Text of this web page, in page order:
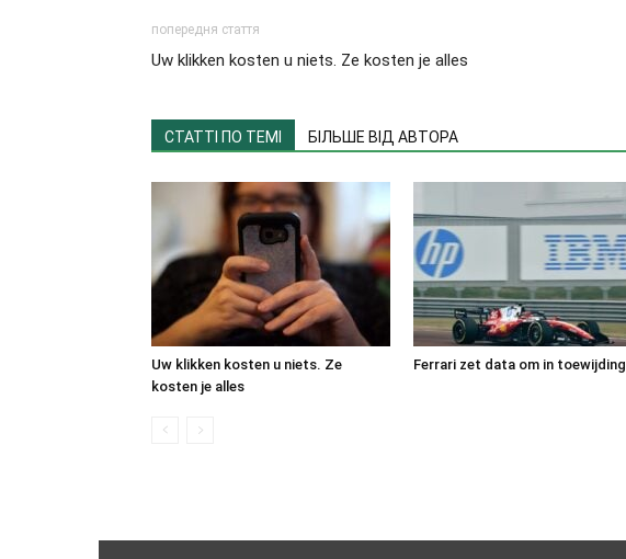
попередня стаття
Uw klikken kosten u niets. Ze kosten je alles
СТАТТІ ПО ТЕМІ БІЛЬШЕ ВІД АВТОРА
Uw klikken kosten u niets. Ze
kosten je alles
Ferrari zet data om in toewijding